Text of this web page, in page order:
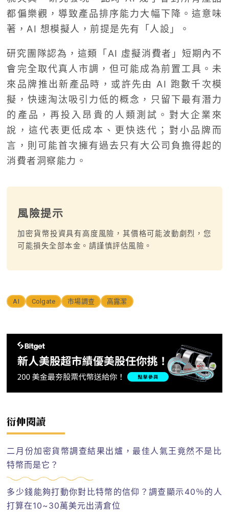
都偏樂觀，導致產品排序能力大幅下降。這意味
著，AI 想模擬人，前提是先有「人設」。
研究團隊認為，這類「AI 虛擬消費者」短期內不
會完全取代真人市調，但可能成為前置工具。未
來品牌推出新產品時，或許先由 AI 跑數千次模
擬，快速淘汰吸引力低的概念，只留下最有潛力
的產品，再投入昂貴的人類測試。對大企業來
說，這代表更低成本、更快迭代；對小品牌而
言，則可能首次擁有過去只有大公司負擔得起的
消費者洞察能力。
風險提示
加密貨幣投資具有高度風險，其價格可能波動劇烈，您
可能損失全部本金。請謹慎評估風險。
AI Colgate 市場調查 高露潔
衍伸閱讀
二月份加密貨幣調查結果出爐，最佳人氣王竟然不是比
特幣而是它？
多少錢能夠打動你對比特幣的信仰？調查顯示40％的人
打算在10~30萬美元出清倉位